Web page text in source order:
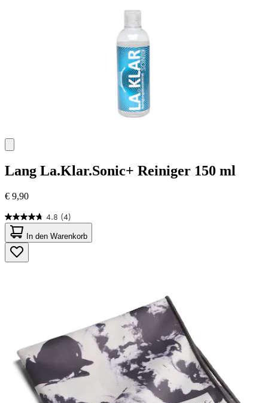
Lang La.Klar.Sonic+ Reiniger 150 ml
€ 9,90
4.8 (4)
4.8
von
5
Sternen.
4
In den Warenkorb